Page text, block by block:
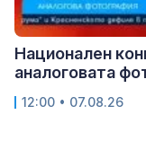
Национален
аналоговата
12:00 • 07.08.26